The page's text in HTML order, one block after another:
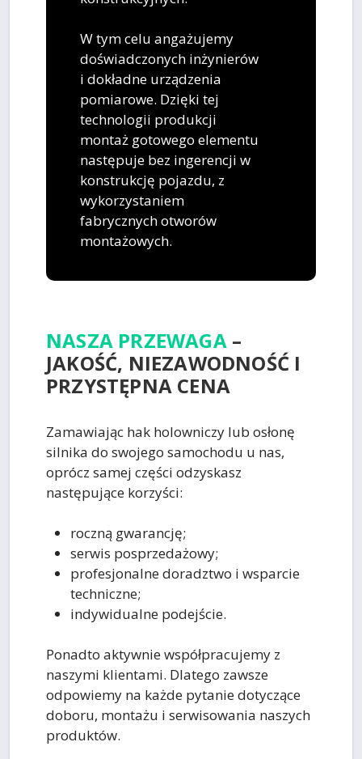
W tym celu angażujemy
doświadczonych inżynierów
i dokładne urządzenia
pomiarowe. Dzięki tej
technologii produkcji
montaż gotowego elementu
następuje bez ingerencji w
konstrukcję pojazdu, z
wykorzystaniem
fabrycznych otworów
montażowych.
NASZA PRZEWAGA–
JAKOŚĆ, NIEZAWODNOŚĆ I
PRZYSTĘPNA CENA
Zamawiając hak holowniczy lub osłonę
silnika do swojego samochodu u nas,
oprócz samej części odzyskasz
następujące korzyści:
roczną gwarancję;
serwis posprzedażowy;
profesjonalne doradztwo i wsparcie
techniczne;
indywidualne podejście.
Ponadto aktywnie współpracujemy z
naszymi klientami. Dlatego zawsze
odpowiemy na każde pytanie dotyczące
doboru, montażu i serwisowania naszych
produktów.